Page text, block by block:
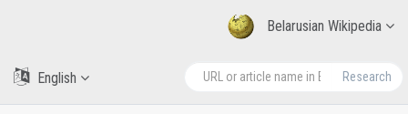
Belarusian Wikipedia
Research
English